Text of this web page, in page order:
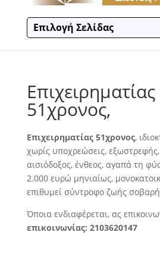
Επιλογή Σελίδας
Επιχειρηματίας
51χρονος,
Επιχειρηματίας 51χρονος,
χωρίς υποχρεώσεις,
αισιόδοξος, ένθεος, αγαπά τη
2.000 ευρώ μηνιαίως,
επιθυμεί σύντροφο ζωής
Όποια ενδιαφέρεται, ας
επικοινωνίας: 2103620147